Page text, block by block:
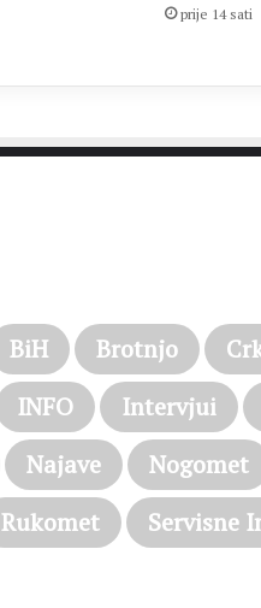
prije 14 sati
BiH Brotnjo
INFO Intervjui
Najave Nogomet
Rukomet Servisne